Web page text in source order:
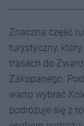
Znaczna część
turystyczny,
trasach do
Zakopanego.
warto wybrać
podróżuje się z